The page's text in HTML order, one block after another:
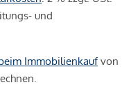
und
Immobilienkaufvon